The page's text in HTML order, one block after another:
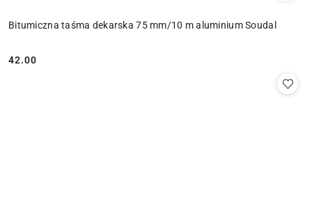
Bitumiczna taśma dekarska 75 mm/10 m aluminium Soudal
Cena:
42.00